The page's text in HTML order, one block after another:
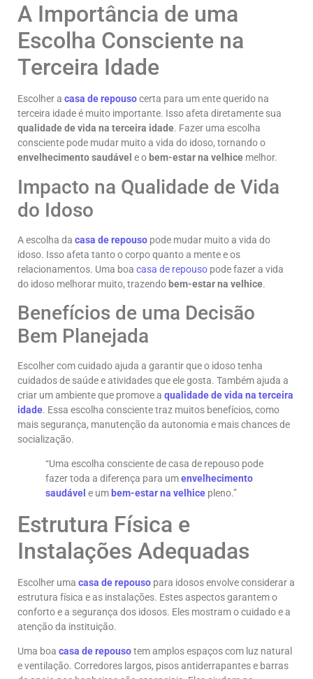
A Importância de uma
Escolha Consciente na
Terceira Idade
Escolher a casa de repousocerta para um ente querido na
terceira idade é muito importante. Isso afeta diretamente sua
qualidade de vida na terceira idade. Fazer uma escolha
consciente pode mudar muito a vida do idoso, tornando o
envelhecimento saudável e o bem-estar na velhice melhor.
Impacto na Qualidade de Vida
do Idoso
A escolha da casa de repouso pode mudar muito a vida do
idoso. Isso afeta tanto o corpo quanto a mente e os
relacionamentos. Uma boa casa de repouso pode fazer a vida
do idoso melhorar muito, trazendo bem-estar na velhice.
Benefícios de uma Decisão
Bem Planejada
Escolher com cuidado ajuda a garantir que o idoso tenha
cuidados de saúde e atividades que ele gosta. Também ajuda a
criar um ambiente que promove a qualidade de vida na terceira
idade. Essa escolha consciente traz muitos benefícios, como
mais segurança, manutenção da autonomia e mais chances de
socialização.
“Uma escolha consciente de casa de repouso pode
fazer toda a diferença para umenvelhecimento
saudável e um bem-estar na velhice pleno.”
Estrutura Física e
Instalações Adequadas
Escolher uma casa de repouso para idosos envolve considerar a
estrutura física e as instalações. Estes aspectos garantem o
conforto e a segurança dos idosos. Eles mostram o cuidado e a
atenção da instituição.
Uma boa casa de repousotem amplos espaços com luz natural
e ventilação. Corredores largos, pisos antiderrapantes e barras